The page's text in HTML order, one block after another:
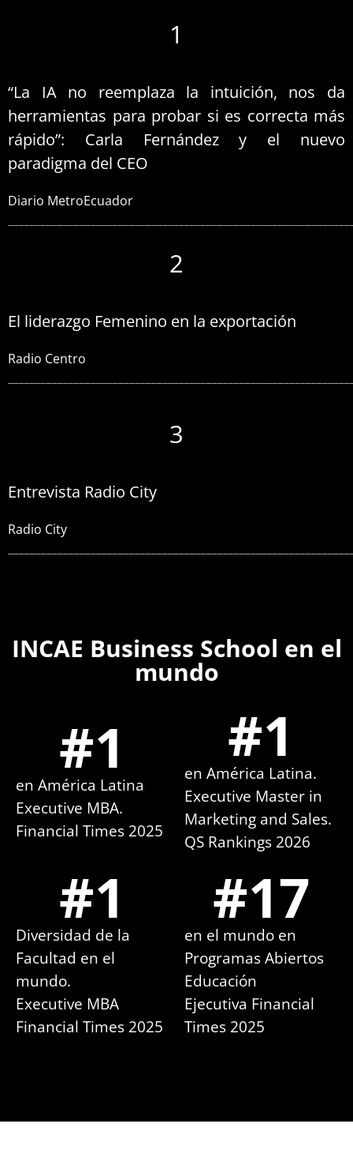
1
“La IA no reemplaza la intuición, nos da
herramientas para probar si es correcta más
rápido”: Carla Fernández y el nuevo
paradigma del CEO
Diario MetroEcuador
2
El liderazgo Femenino en la exportación
Radio Centro
3
Entrevista Radio City
Radio City
INCAE Business School en el
mundo
en América Latina
Executive MBA.
Financial Times 2025
#1
en América Latina.
Executive Master in
Marketing and Sales.
QS Rankings 2026
#1
Diversidad de la
Facultad en el
mundo.
Executive MBA
Financial Times 2025
#1
en el mundo en
Programas Abiertos
Educación
Ejecutiva Financial
Times 2025
#17